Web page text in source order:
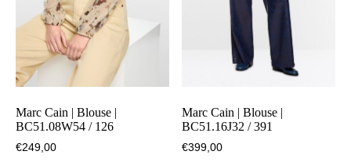
Marc Cain | Blouse |
BC51.08W54 / 126
€249,00
Marc Cain | Blouse |
BC51.16J32 / 391
€399,00